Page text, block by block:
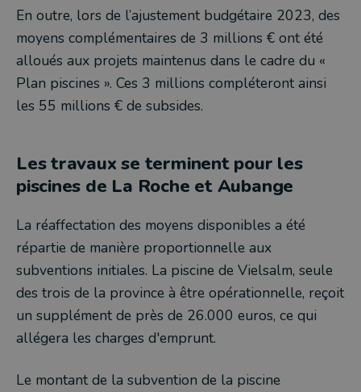
En outre, lors de l’ajustement budgétaire 2023, des
moyens complémentaires de 3 millions € ont été
alloués aux projets maintenus dans le cadre du «
Plan piscines ». Ces 3 millions compléteront ainsi
les 55 millions € de subsides.
Les travaux se terminent pour les
piscines de La Roche et Aubange
La réaffectation des moyens disponibles a été
répartie de manière proportionnelle aux
subventions initiales. La piscine de Vielsalm, seule
des trois de la province à être opérationnelle, reçoit
un supplément de près de 26.000 euros, ce qui
allégera les charges d'emprunt.
Le montant de la subvention de la piscine